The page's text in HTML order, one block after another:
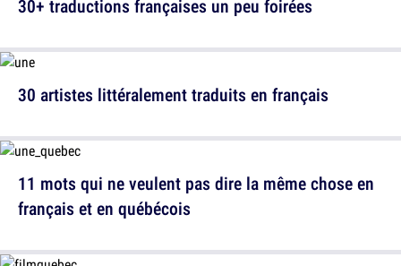
30+ traductions françaises un peu foirées
11 mots qui ne veulent pas dire la même chose en
français et en québécois
30 artistes littéralement traduits en français